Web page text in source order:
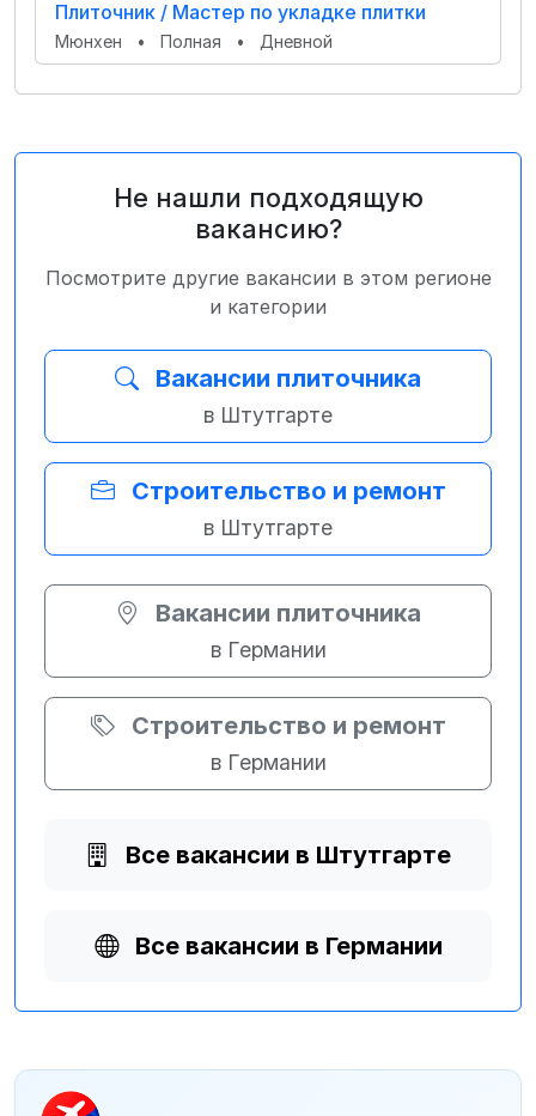
Плиточник / Мастер по укладке плитки
Мюнхен • Полная • Дневной
Не нашли подходящую
вакансию?
Посмотрите другие вакансии в этом регионе
и категории
Вакансии плиточника
в Штутгарте
Строительство и ремонт
в Штутгарте
Вакансии плиточника
в Германии
Строительство и ремонт
в Германии
Все вакансии в Штутгарте
Все вакансии в Германии